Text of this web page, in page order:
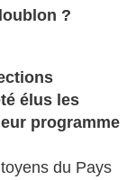
?
élus les
programme
du Pays